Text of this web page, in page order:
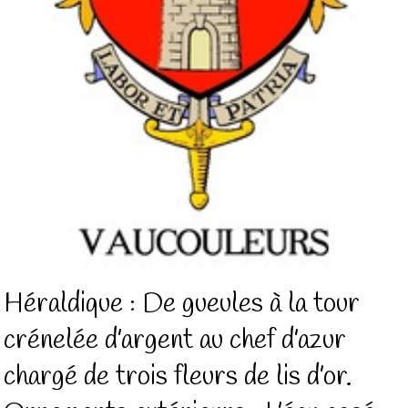
Héraldique : De gueules à la tour
crénelée d’argent au chef d’azur
chargé de trois fleurs de lis d’or.